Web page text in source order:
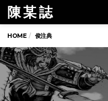
陳 某 誌
HOME 俊注典